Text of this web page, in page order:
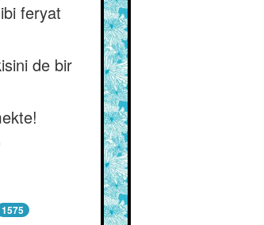
feryat
de bir
1575